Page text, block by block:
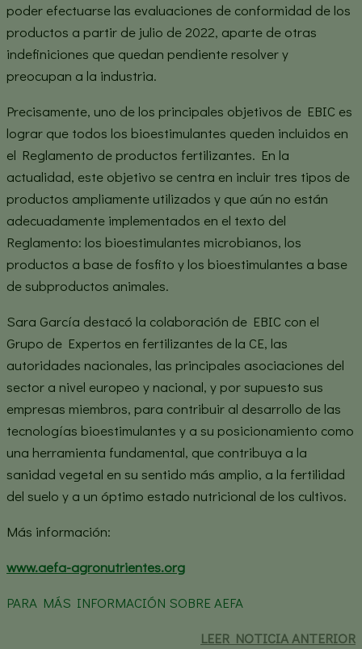
poder efectuarse las evaluaciones de conformidad de los
productos a partir de julio de 2022, aparte de otras
indefiniciones que quedan pendiente resolver y
preocupan a la industria.
Precisamente, uno de los principales objetivos de EBIC es
lograr que todos los bioestimulantes queden incluidos en
el Reglamento de productos fertilizantes. En la
actualidad, este objetivo se centra en incluir tres tipos de
productos ampliamente utilizados y que aún no están
adecuadamente implementados en el texto del
Reglamento: los bioestimulantes microbianos, los
productos a base de fosfito y los bioestimulantes a base
de subproductos animales.
Sara García destacó la colaboración de EBIC con el
Grupo de Expertos en fertilizantes de la CE, las
autoridades nacionales, las principales asociaciones del
sector a nivel europeo y nacional, y por supuesto sus
empresas miembros, para contribuir al desarrollo de las
tecnologías bioestimulantes y a su posicionamiento como
una herramienta fundamental, que contribuya a la
sanidad vegetal en su sentido más amplio, a la fertilidad
del suelo y a un óptimo estado nutricional de los cultivos.
Más información:
www.aefa-agronutrientes.org
PARA MÁS INFORMACIÓN SOBRE AEFA
LEER NOTICIA ANTERIOR